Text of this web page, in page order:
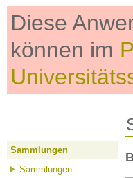
Diese
können im
Sammlungen
Sammlungen